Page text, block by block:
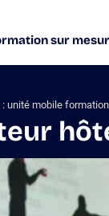
sur
unité mobile